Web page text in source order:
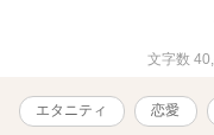
絡を取らずにアメリカに
姿を消していた。慎の良
すも慎の妻になっていた
ておけない慎は契約結婚
会社が倒産の危機に追い
文字数
エタニティ 恋愛